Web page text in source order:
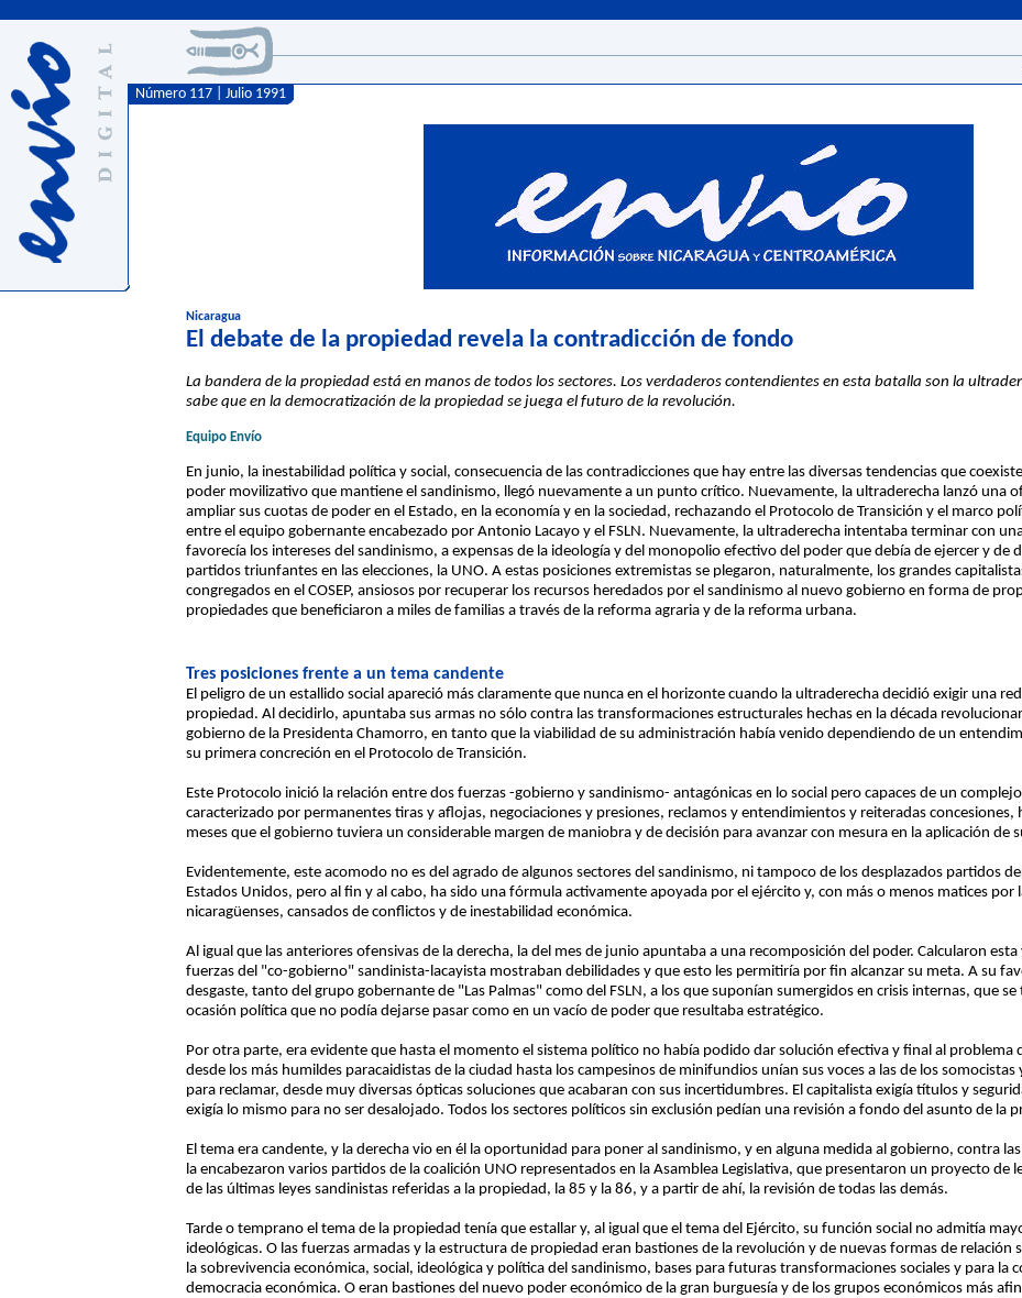
Número 117 | Julio 1991
Nicaragua
El debate de la propiedad revela la contradicción de fondo
La bandera de la propiedad está en manos de todos los sectores. Los verdaderos contendientes en esta batalla son la
sabe que en la democratización de la propiedad se juega el futuro de la revolución.
Equipo Envío
En junio, la inestabilidad política y social, consecuencia de las contradicciones que hay entre las diversas tendencias que
poder movilizativo que mantiene el sandinismo, llegó nuevamente a un punto crítico. Nuevamente, la ultraderecha lanzó una
ampliar sus cuotas de poder en el Estado, en la economía y en la sociedad, rechazando el Protocolo de Transición y el marco
entre el equipo gobernante encabezado por Antonio Lacayo y el FSLN. Nuevamente, la ultraderecha intentaba terminar con
favorecía los intereses del sandinismo, a expensas de la ideología y del monopolio efectivo del poder que debía de ejercer y de
partidos triunfantes en las elecciones, la UNO. A estas posiciones extremistas se plegaron, naturalmente, los grandes
congregados en el COSEP, ansiosos por recuperar los recursos heredados por el sandinismo al nuevo gobierno en forma de
propiedades que beneficiaron a miles de familias a través de la reforma agraria y de la reforma urbana.
Tres posiciones frente a un tema candente
El peligro de un estallido social apareció más claramente que nunca en el horizonte cuando la ultraderecha decidió exigir una
propiedad. Al decidirlo, apuntaba sus armas no sólo contra las transformaciones estructurales hechas en la década
gobierno de la Presidenta Chamorro, en tanto que la viabilidad de su administración había venido dependiendo de un
su primera concreción en el Protocolo de Transición.
Este Protocolo inició la relación entre dos fuerzas -gobierno y sandinismo- antagónicas en lo social pero capaces de un
caracterizado por permanentes tiras y aflojas, negociaciones y presiones, reclamos y entendimientos y reiteradas
meses que el gobierno tuviera un considerable margen de maniobra y de decisión para avanzar con mesura en la aplicación de
Evidentemente, este acomodo no es del agrado de algunos sectores del sandinismo, ni tampoco de los desplazados partidos
Estados Unidos, pero al fin y al cabo, ha sido una fórmula activamente apoyada por el ejército y, con más o menos matices por
nicaragüenses, cansados de conflictos y de inestabilidad económica.
Al igual que las anteriores ofensivas de la derecha, la del mes de junio apuntaba a una recomposición del poder. Calcularon
fuerzas del "co-gobierno" sandinista-lacayista mostraban debilidades y que esto les permitiría por fin alcanzar su meta. A su
desgaste, tanto del grupo gobernante de "Las Palmas" como del FSLN, a los que suponían sumergidos en crisis internas, que
ocasión política que no podía dejarse pasar como en un vacío de poder que resultaba estratégico.
Por otra parte, era evidente que hasta el momento el sistema político no había podido dar solución efectiva y final al problema
desde los más humildes paracaidistas de la ciudad hasta los campesinos de minifundios unían sus voces a las de los
para reclamar, desde muy diversas ópticas soluciones que acabaran con sus incertidumbres. El capitalista exigía títulos y
exigía lo mismo para no ser desalojado. Todos los sectores políticos sin exclusión pedían una revisión a fondo del asunto de la
El tema era candente, y la derecha vio en él la oportunidad para poner al sandinismo, y en alguna medida al gobierno, contra
la encabezaron varios partidos de la coalición UNO representados en la Asamblea Legislativa, que presentaron un proyecto de
de las últimas leyes sandinistas referidas a la propiedad, la 85 y la 86, y a partir de ahí, la revisión de todas las demás.
Tarde o temprano el tema de la propiedad tenía que estallar y, al igual que el tema del Ejército, su función social no admitía
ideológicas. O las fuerzas armadas y la estructura de propiedad eran bastiones de la revolución y de nuevas formas de relación
la sobrevivencia económica, social, ideológica y política del sandinismo, bases para futuras transformaciones sociales y para la
democracia económica. O eran bastiones del nuevo poder económico de la gran burguesía y de los grupos económicos más